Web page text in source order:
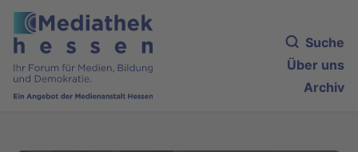
Suche
Über uns
Archiv